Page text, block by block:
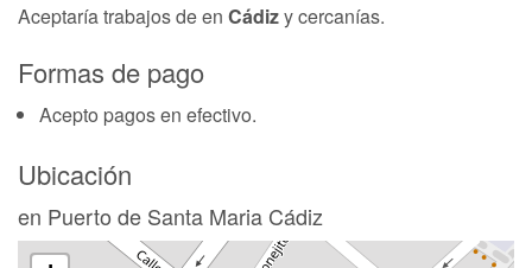
Aceptaría trabajos deen Cádizy cercanías.
Formas de pago
Acepto pagos en efectivo.
Ubicación
en Puerto de Santa Maria Cádiz